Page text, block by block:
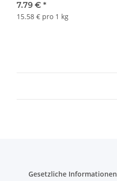
7.79 € *
15.58 € pro 1 kg
Gesetzliche Informationen